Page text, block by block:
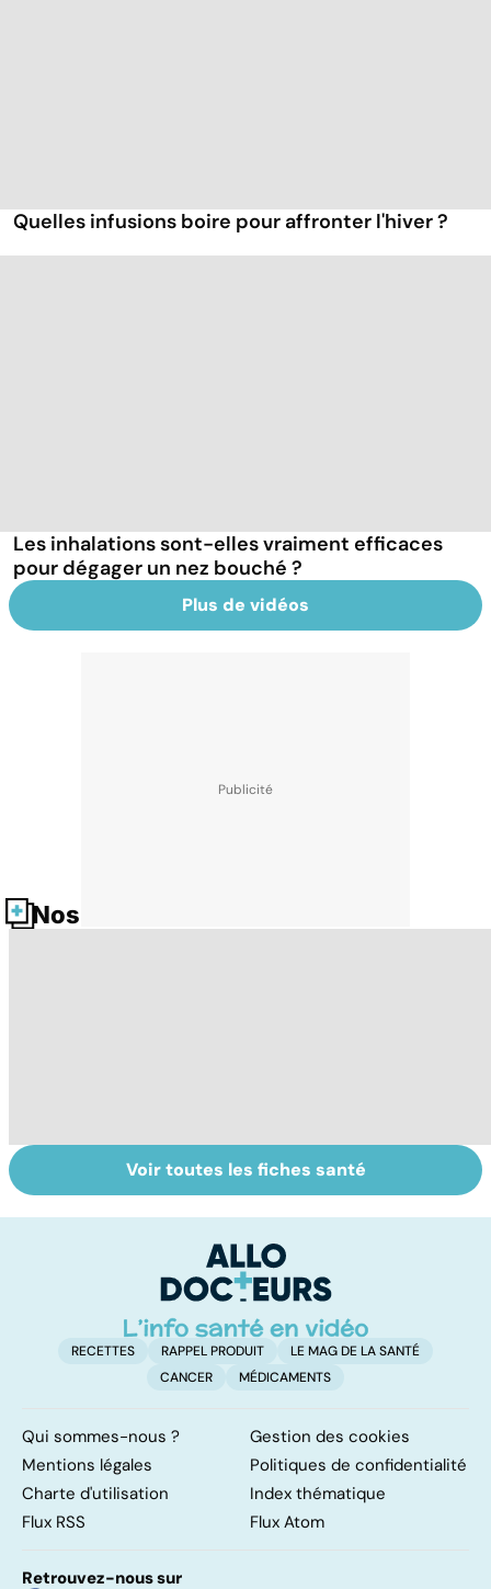
Quelles infusions boire pour affronter l'hiver ?
Les inhalations sont-elles vraiment efficaces
pour dégager un nez bouché ?
Plus de vidéos
Nos fiches santé
Légionellose, une
infection
Tout savoir sur
les maux du froid
Voir toutes les fiches santé
RECETTES RAPPEL PRODUIT
LE MAG DE LA SANTÉ
CANCER
MÉDICAMENTS
Qui sommes-nous ?
Gestion des cookies
Mentions légales
Politiques de confidentialité
Charte d'utilisation
Index thématique
Flux RSS
Flux Atom
Retrouvez-nous sur